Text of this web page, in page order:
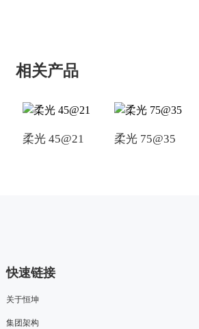
相关产品
柔光 45@21 柔光 75@35
快速链接
关于恒坤
集团架构